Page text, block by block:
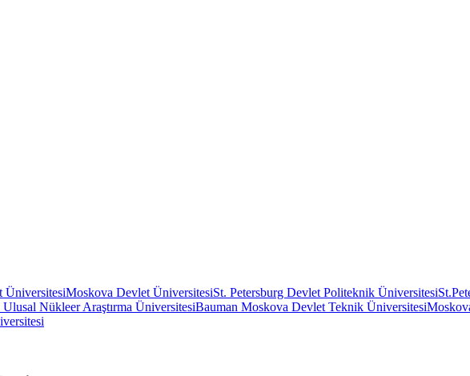
ÜniversitesiMoskova Devlet ÜniversitesiSt. Petersburg Devlet Politeknik Üniversitesi
Nükleer Araştırma ÜniversitesiBauman Moskova Devlet Teknik Üniversitesi